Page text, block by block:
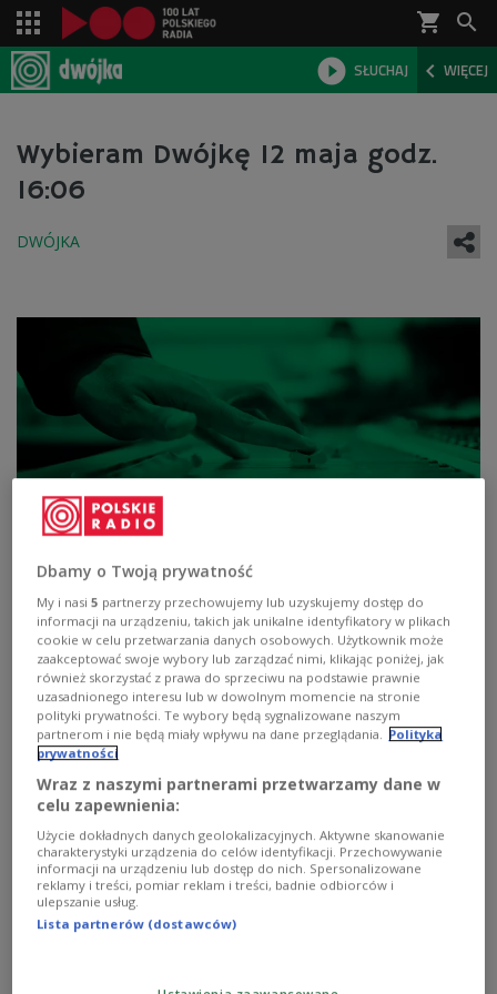
shopping_cart 
 SŁUCHAJ  WIĘCEJ

Wybieram Dwójkę 12 maja godz.
16:06
O AUDYCJI
00:00 00:00
Tytuł Wybieram Dwójkę2020/05/12
Prowadzący
Kukla Jakub, Panek Bartosz, Piernik
Justyna
Opis
Naszym gościem jest dr Maria Lipok-
książki "Z piaskowca i z marmuru.
Dbamy o Twoją prywatność
My i nasi5 partnerzy przechowujemy lub uzyskujemy dostęp do
informacji na urządzeniu, takich jak unikalne identyfikatory w plikach
cookie w celu przetwarzania danych osobowych. Użytkownik może
zaakceptować swoje wybory lub zarządzać nimi, klikając poniżej, jak
również skorzystać z prawa do sprzeciwu na podstawie prawnie
uzasadnionego interesu lub w dowolnym momencie na stronie
polityki prywatności. Te wybory będą sygnalizowane naszym
partnerom i nie będą miały wpływu na dane przeglądania.
Polityka
prywatności
Wraz z naszymi partnerami przetwarzamy dane w
celu zapewnienia:
Użycie dokładnych danych geolokalizacyjnych. Aktywne skanowanie
charakterystyki urządzenia do celów identyfikacji. Przechowywanie
informacji na urządzeniu lub dostęp do nich. Spersonalizowane
reklamy i treści, pomiar reklam i treści, badnie odbiorców i
ulepszanie usług.
Lista partnerów (dostawców)